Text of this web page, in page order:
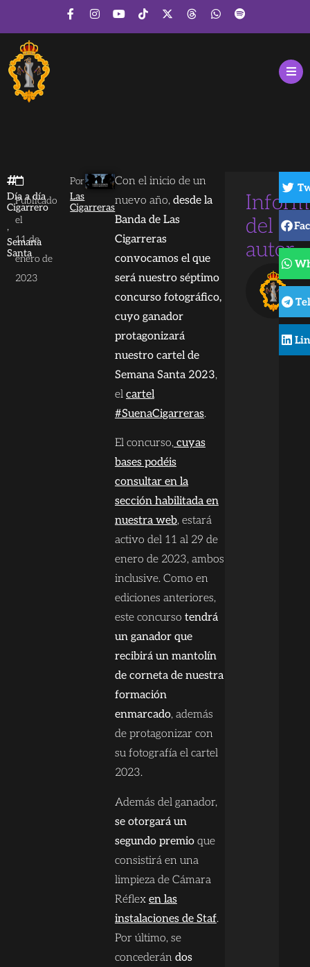
Día a día
Cigarrero
,
Semana
Santa
Publicado
el
11 de
enero de
2023
Por
Las
Cigarreras
Con el inicio de un
nuevo año,desde la
Banda de Las
Cigarreras
convocamos el que
será nuestro séptimo
concurso fotográfico,
cuyo ganador
protagonizará
nuestro cartel de
Semana Santa 2023,
el cartel
#SuenaCigarreras.
El concurso,cuyas
bases podéis
consultar en la
sección habilitada en
nuestra web, estará
activo del 11 al 29 de
enero de 2023, ambos
inclusive. Como en
ediciones anteriores,
este concurso tendrá
un ganador que
recibirá un mantolín
de corneta de nuestra
formación
enmarcado, además
de protagonizar con
su fotografía el cartel
2023.
Además del ganador,
se otorgará un
segundo premio que
consistirá en una
limpieza de Cámara
Réflex en las
instalaciones de Staf.
Por último, se
concederándos
del
autor